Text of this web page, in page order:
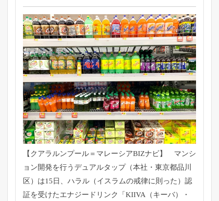
【クアラルンプール＝マレーシアBIZナビ】 マンシ
ョン開発を行うデュアルタップ（本社・東京都品川
区）は15日、ハラル（イスラムの戒律に則った）認
証を受けたエナジードリンク「KIIVA（キーバ）・